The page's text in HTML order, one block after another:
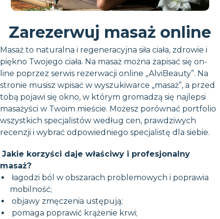
Zarezerwuj masaż online
Masaż to naturalna i regeneracyjna siła ciała, zdrowie i
piękno Twojego ciała. Na masaż można zapisać się on-
line poprzez serwis rezerwacji online „AlviBeauty”. Na
stronie musisz wpisać w wyszukiwarce „masaż”, a przed
tobą pojawi się okno, w którym gromadzą się najlepsi
masażyści w Twoim mieście. Możesz porównać portfolio
wszystkich specjalistów według cen, prawdziwych
recenzji i wybrać odpowiedniego specjalistę dla siebie.
Jakie korzyści daje właściwy i profesjonalny
masaż?
łagodzi ból w obszarach problemowych i poprawia
mobilność;
objawy zmęczenia ustępują;
pomaga poprawić krążenie krwi;